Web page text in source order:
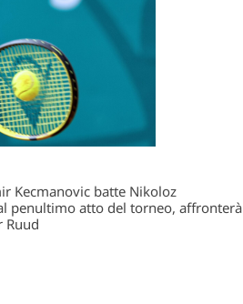
Kecmanovic batte Nikoloz
penultimo atto del torneo, affronterà
Ruud